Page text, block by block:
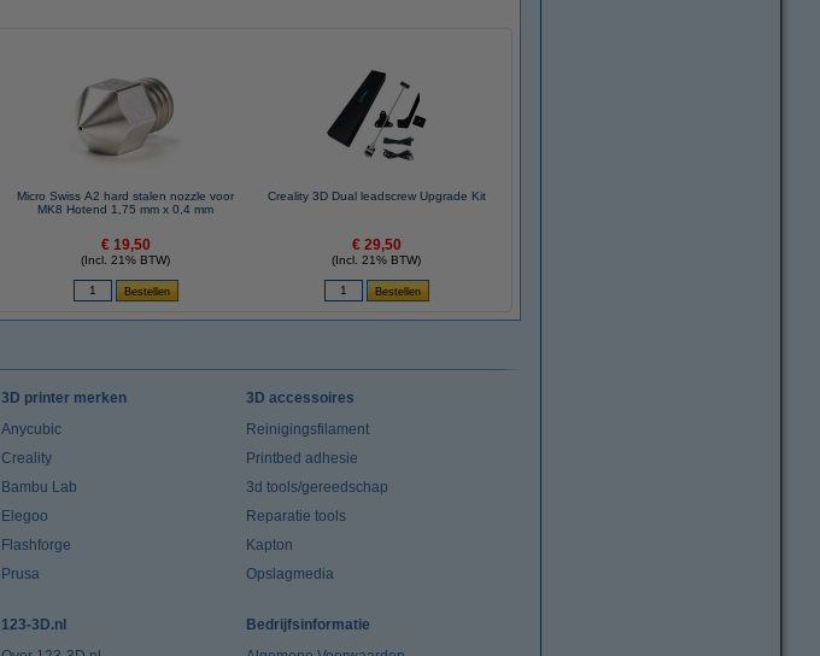
Micro Swiss A2 hard stalen nozzle voor
MK8 Hotend 1,75 mm x 0,4 mm
€ 19,50
(Incl. 21% BTW)
Creality 3D Dual leadscrew Upgrade Kit
€ 29,50
(Incl. 21% BTW)
3D printer merken
Anycubic
Creality
Bambu Lab
Elegoo
Flashforge
Prusa
3D accessoires
Reinigingsfilament
Printbed adhesie
3d tools/gereedschap
Reparatie tools
Kapton
Opslagmedia
123-3D.nl
Bedrijfsinformatie